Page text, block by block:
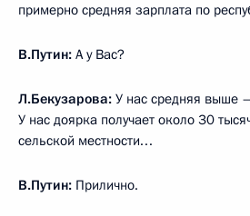
примерно средняя зарплата по
В.Путин: А у Вас?
Л.Бекузарова: У нас средняя выше
У нас доярка получает около 30
сельской местности…
В.Путин: Прилично.